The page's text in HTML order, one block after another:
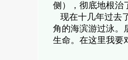
侧），彻底地根治
现在十几年过去
角的海滨游过泳。
生命。在这里我要